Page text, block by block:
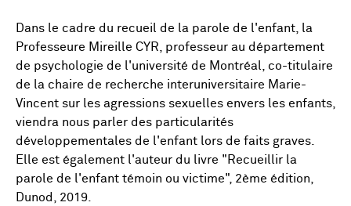
Dans le cadre du recueil de la parole de l'enfant, la
Professeure Mireille CYR, professeur au département
de psychologie de l'université de Montréal, co-titulaire
de la chaire de recherche interuniversitaire Marie-
Vincent sur les agressions sexuelles envers les enfants,
viendra nous parler des particularités
développementales de l'enfant lors de faits graves.
Elle est également l'auteur du livre "Recueillir la
parole de l'enfant témoin ou victime", 2ème édition,
Dunod, 2019.